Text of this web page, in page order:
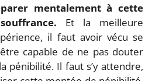
mentalement à cette
Et la meilleure
il faut avoir vécu se
capable de ne pas douter
pénibilité. Il faut s’y attendre,